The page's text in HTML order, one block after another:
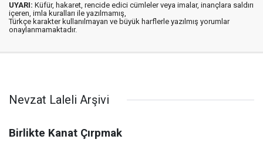
UYARI: Küfür, hakaret, rencide edici cümleler veya imalar, inançlara saldırı
içeren, imla kuralları ile yazılmamış,
Türkçe karakter kullanılmayan ve büyük harflerle yazılmış yorumlar
onaylanmamaktadır.
Nevzat Laleli Arşivi
Birlikte Kanat Çırpmak